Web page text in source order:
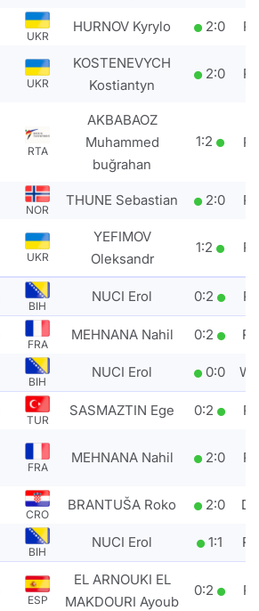
UKR
HURNOV Kyrylo 2:0
UKR
KOSTENEVYCH
Kostiantyn
2:0
RTA
AKBABAOZ
Muhammed
buğrahan
1:2
NOR
THUNE Sebastian 2:0
UKR
YEFIMOV
Oleksandr
1:2
BIH
NUCI Erol 0:2
FRA
MEHNANA Nahil 0:2
BIH
NUCI Erol 0:0
TUR
SASMAZTIN Ege 0:2
FRA
MEHNANA Nahil 2:0
CRO
BRANTUŠA Roko 2:0
BIH
NUCI Erol 1:1
ESP
EL ARNOUKI EL
MAKDOURI Ayoub
0:2